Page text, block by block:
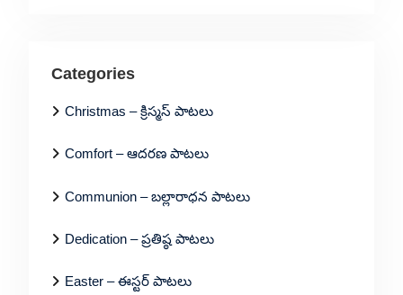
Categories
Christmas – క్రిస్మస్ పాటలు
Comfort – ఆదరణ పాటలు
Communion – బల్లారాధన పాటలు
Dedication – ప్రతిష్ఠ పాటలు
Easter – ఈస్టర్ పాటలు